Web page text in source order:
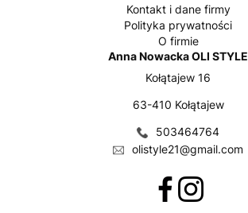
Anna Nowacka OLI STYLE
Kołątajew 16
63-410 Kołątajew
503464764
olistyle21@gmail.com
Kontakt i dane firmy
Polityka prywatności
O firmie